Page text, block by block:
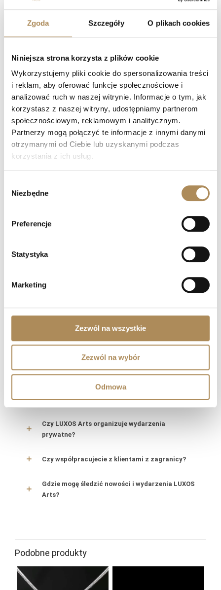
Zgoda Szczegóły O plikach cookies
Niniejsza strona korzysta z plików cookie
Wykorzystujemy pliki cookie do spersonalizowania treści
i reklam, aby oferować funkcje społecznościowe i
analizować ruch w naszej witrynie. Informacje o tym, jak
korzystasz z naszej witryny, udostępniamy partnerom
społecznościowym, reklamowym i analitycznym.
Partnerzy mogą połączyć te informacje z innymi danymi
otrzymanymi od Ciebie lub uzyskanymi podczas
korzystania z ich usług.
zgody
Niezbędne
Preferencje
Statystyka
Marketing
Zezwól na wszystkie
Zezwól na wybór
Odmowa
pytania (Q&A)
Czym zajmuje się LUXOS Arts?
Czy mogę złożyć indywidualne zamówienie lub
poprosić o wyszukanie konkretnego przedmiotu?
Czy obiekty oferowane przez LUXOS Arts są
autentyczne i wartościowe?
autentyczności?
Co oznacza „LUXOS Arts Certified Selection”?
Czy LUXOS Arts oferuje doradztwo
Czy mogę sprzedać przedmiot za
pośrednictwem LUXOS Arts?
Jak mogę umówić się na spotkanie?
Czy LUXOS Arts organizuje wydarzenia
prywatne?
Czy współpracujecie z klientami z zagranicy?
Gdzie mogę śledzić nowości i wydarzenia LUXOS
Arts?
Podobne produkty